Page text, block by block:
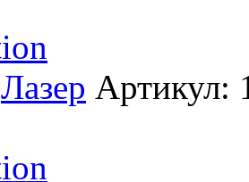
Лазер Артикул: